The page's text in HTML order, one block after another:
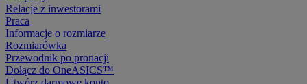
Relacje z inwestorami
Praca
Informacje o rozmiarze
Rozmiarówka
Przewodnik po pronacji
Dołącz do OneASICS™